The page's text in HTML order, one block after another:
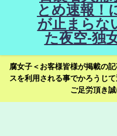
とめ速報！
が止まらな
た夜空-独
腐女子＜お客様皆様が掲載の
スを利用される事でかろうじ
ご足労頂き誠